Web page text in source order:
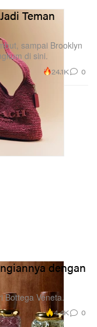
Teman
sampai Brooklyn
di sini.
24.1K 0
dengan
Bottega Veneta.
4.4K 0